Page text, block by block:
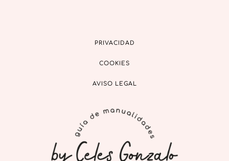
PRIVACIDAD
COOKIES
AVISO LEGAL